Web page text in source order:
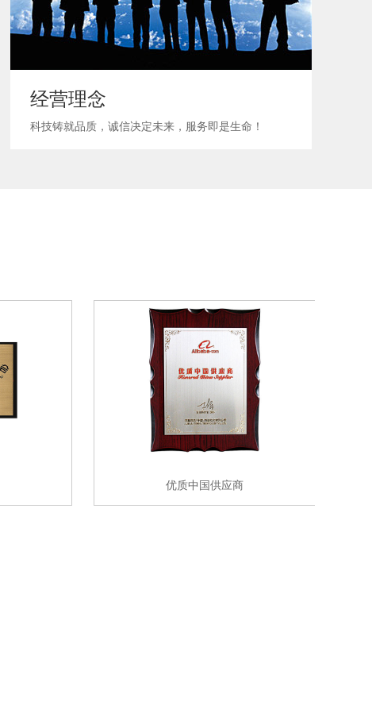
经营理念
科技铸就品质，诚信决定未来，服务即是生命！
优质中国供应商